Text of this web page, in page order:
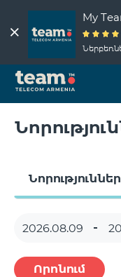
My
Նորություններ
Որոնում